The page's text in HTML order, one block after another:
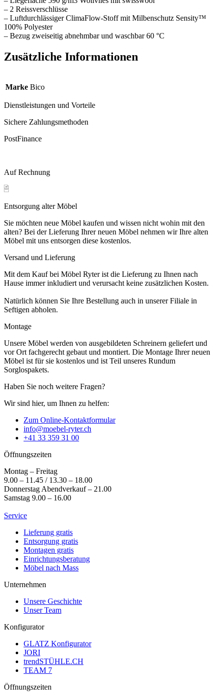
– 2 Reissverschlüsse
– Luftdurchlässiger ClimaFlow-Stoff mit Milbenschutz Sensity™
100% Polyester
– Bezug zweiseitig abnehmbar und waschbar 60 °C
Zusätzliche Informationen
Marke Bico
Dienstleistungen und Vorteile
Sichere Zahlungsmethoden
PostFinance
Auf Rechnung
Entsorgung alter Möbel
Sie möchten neue Möbel kaufen und wissen nicht wohin mit den
alten? Bei der Lieferung Ihrer neuen Möbel nehmen wir Ihre alten
Möbel mit uns entsorgen diese kostenlos.
Versand und Lieferung
Mit dem Kauf bei Möbel Ryter ist die Lieferung zu Ihnen nach
Hause immer inkludiert und verursacht keine zusätzlichen Kosten.
Natürlich können Sie Ihre Bestellung auch in unserer Filiale in
Seftigen abholen.
Montage
Unsere Möbel werden von ausgebildeten Schreinern geliefert und
vor Ort fachgerecht gebaut und montiert. Die Montage Ihrer neuen
Möbel ist für sie kostenlos und ist Teil unseres Rundum
Sorglospakets.
Haben Sie noch weitere Fragen?
Wir sind hier, um Ihnen zu helfen:
Zum Online-Kontaktformular
info@moebel-ryter.ch
+41 33 359 31 00
Öffnungszeiten
Montag – Freitag
9.00 – 11.45 / 13.30 – 18.00
Donnerstag Abendverkauf – 21.00
Samstag 9.00 – 16.00
Service
Lieferung gratis
Entsorgung gratis
Montagen gratis
Einrichtungsberatung
Möbel nach Mass
Unternehmen
Unsere Geschichte
Unser Team
Konfigurator
GLATZ Konfigurator
JORI
trendSTÜHLE.CH
TEAM 7
Öffnungszeiten